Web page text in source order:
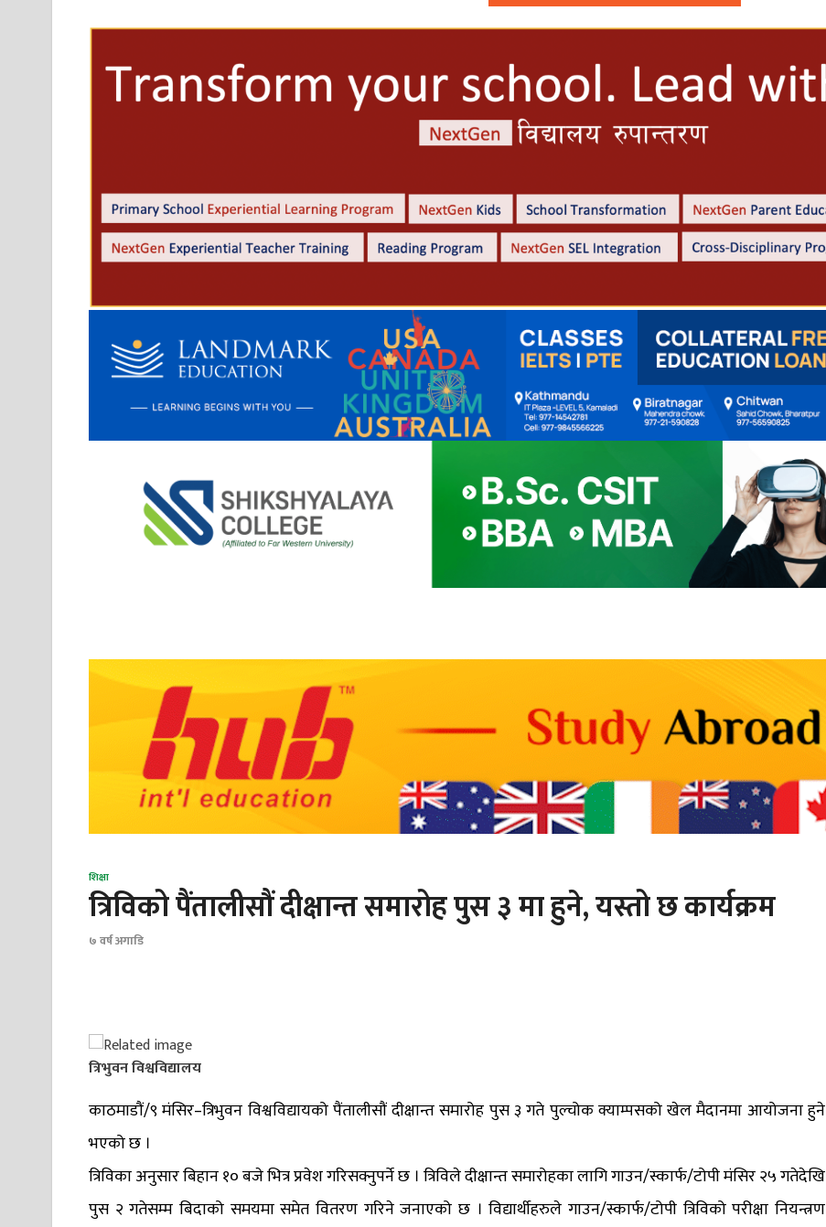
शिक्षा
त्रिविको पैंतालीसौं दीक्षान्त समारोह पुस ३ मा हुने, यस्तो छ कार्यक्रम
७ वर्ष अगाडि
त्रिभुवन विश्वविद्यालय
काठमाडौं/९ मंसिर–त्रिभुवन विश्वविद्यायको पैंतालीसौं दीक्षान्त समारोह पुस ३ गते पुल्चोक क्याम्पसको खेल मैदानमा आयोजना हुने
भएको छ ।
त्रिविका अनुसार बिहान १० बजे भित्र प्रवेश गरिसक्नुपर्ने छ । त्रिविले दीक्षान्त समारोहका लागि गाउन/स्कार्फ/टोपी मंसिर २५ गतेदेखि
पुस २ गतेसम्म बिदाको समयमा समेत वितरण गरिने जनाएको छ । विद्यार्थीहरुले गाउन/स्कार्फ/टोपी त्रिविको परीक्षा नियन्त्रण